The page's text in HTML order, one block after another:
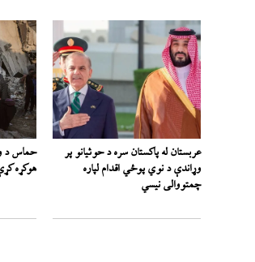
عربستان له پاکستان سره د حوثیانو پر
وړاندې د نوي پوځي اقدام لپاره
چمتووالی نیسي
حماس د
هوکړه